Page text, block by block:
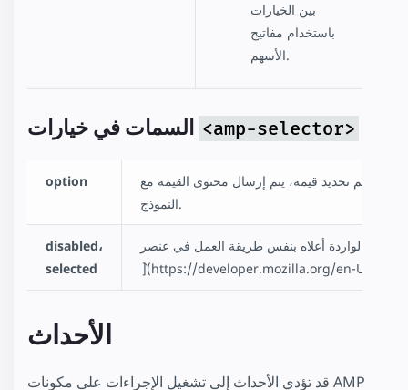
بين الخيارات
باستخدام مفاتيح
الأسهم.
<amp-selector>
option
إذا تم تحديد قيمة، يتم إرسال محتوى القيمة مع
النموذج.
disabled،
selected
الأحداث
قد تؤدي الأحداث إلى تشغيل الإجراءات على مكونات AMP